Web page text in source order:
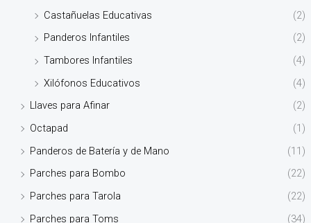
Castañuelas Educativas
(2)
Panderos Infantiles
(2)
Tambores Infantiles
(4)
Xilófonos Educativos
(4)
Llaves para Afinar
(2)
Octapad
(1)
Panderos de Batería y de Mano
(11)
Parches para Bombo
(22)
Parches para Tarola
(22)
Parches para Toms
(34)